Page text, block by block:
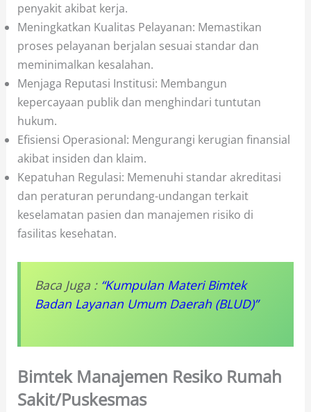
penyakit akibat kerja.
Meningkatkan Kualitas Pelayanan: Memastikan
proses pelayanan berjalan sesuai standar dan
meminimalkan kesalahan.
Menjaga Reputasi Institusi: Membangun
kepercayaan publik dan menghindari tuntutan
hukum.
Efisiensi Operasional: Mengurangi kerugian finansial
akibat insiden dan klaim.
Kepatuhan Regulasi: Memenuhi standar akreditasi
dan peraturan perundang-undangan terkait
keselamatan pasien dan manajemen risiko di
fasilitas kesehatan.
Baca Juga : “Kumpulan Materi Bimtek
Badan Layanan Umum Daerah (BLUD)”
Bimtek Manajemen Resiko Rumah
Sakit/Puskesmas